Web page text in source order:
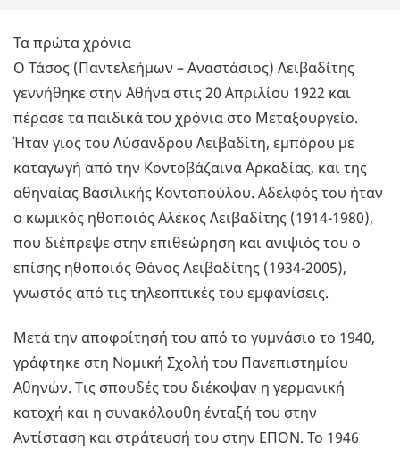
Τα πρώτα χρόνια
Ο Τάσος (Παντελεήμων – Αναστάσιος) Λειβαδίτης
γεννήθηκε στην Αθήνα στις 20 Απριλίου 1922 και
πέρασε τα παιδικά του χρόνια στο Μεταξουργείο.
Ήταν γιος του Λύσανδρου Λειβαδίτη, εμπόρου με
καταγωγή από την Κοντοβάζαινα Αρκαδίας, και της
αθηναίας Βασιλικής Κοντοπούλου. Αδελφός του ήταν
ο κωμικός ηθοποιός Αλέκος Λειβαδίτης (1914-1980),
που διέπρεψε στην επιθεώρηση και ανιψιός του ο
επίσης ηθοποιός Θάνος Λειβαδίτης (1934-2005),
γνωστός από τις τηλεοπτικές του εμφανίσεις.
Μετά την αποφοίτησή του από το γυμνάσιο το 1940,
γράφτηκε στη Νομική Σχολή του Πανεπιστημίου
Αθηνών. Τις σπουδές του διέκοψαν η γερμανική
κατοχή και η συνακόλουθη ένταξή του στην
Αντίσταση και στράτευσή του στην ΕΠΟΝ. Το 1946